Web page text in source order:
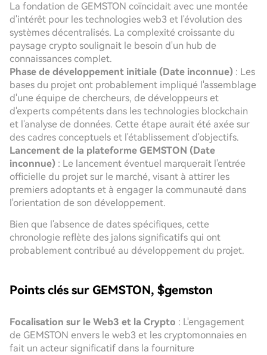
La fondation de GEMSTON coïncidait avec une montée
d'intérêt pour les technologies web3 et l'évolution des
systèmes décentralisés. La complexité croissante du
paysage crypto soulignait le besoin d'un hub de
connaissances complet.
Phase de développement initiale (Date inconnue) : Les
bases du projet ont probablement impliqué l'assemblage
d'une équipe de chercheurs, de développeurs et
d'experts compétents dans les technologies blockchain
et l'analyse de données. Cette étape aurait été axée sur
des cadres conceptuels et l'établissement d'objectifs.
Lancement de la plateforme GEMSTON (Date
inconnue) : Le lancement éventuel marquerait l'entrée
officielle du projet sur le marché, visant à attirer les
premiers adoptants et à engager la communauté dans
l'orientation de son développement.
Bien que l'absence de dates spécifiques, cette
chronologie reflète des jalons significatifs qui ont
probablement contribué au développement du projet.
Points clés sur GEMSTON, $gemston
Focalisation sur le Web3 et la Crypto : L'engagement
de GEMSTON envers le web3 et les cryptomonnaies en
fait un acteur significatif dans la fourniture